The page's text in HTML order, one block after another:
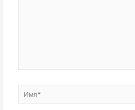
Имя*